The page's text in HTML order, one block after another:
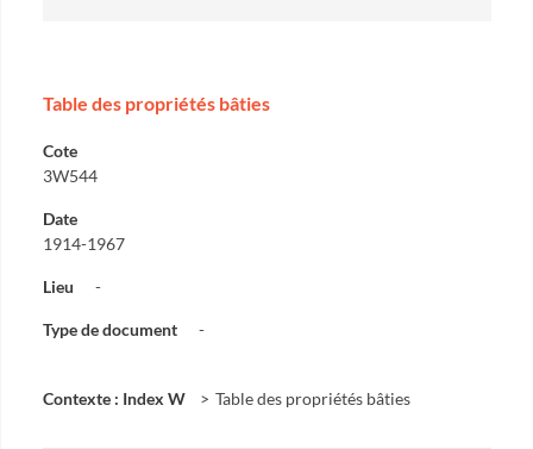
Table des propriétés bâties
Cote
3W544
Date
1914-1967
Lieu -
Type de document -
Contexte : Index W Table des propriétés bâties